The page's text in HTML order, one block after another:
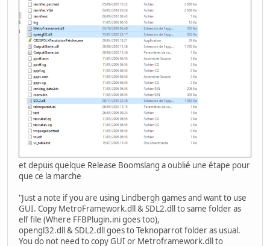
et depuis quelque Release Boomslang a oublié une étape pour
que ce la marche
"Just a note if you are using Lindbergh games and want to use
GUI. Copy MetroFramework.dll & SDL2.dll to same folder as
elf file (Where FFBPlugin.ini goes too),
opengl32.dll & SDL2.dll goes to Teknoparrot folder as usual.
You do not need to copy GUI or Metroframework.dll to